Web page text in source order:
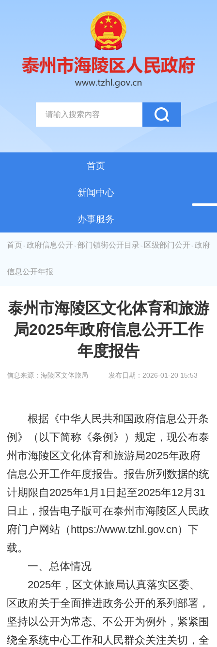
首页
新闻中心
办事服务
首页 > 政府信息公开 > 部门镇街公开目录 > 区级部门公开 > 政府
信息公开年报
泰州市海陵区文化体育和旅游
局2025年政府信息公开工作
年度报告
信息来源：海陵区文体旅局 发布日期：2026-01-20 15:53
根据《中华人民共和国政府信息公开条
例》（以下简称《条例》）规定，现公布泰
州市海陵区文化体育和旅游局2025年政府
信息公开工作年度报告。报告所列数据的统
计期限自2025年1月1日起至2025年12月31
日止，报告电子版可在泰州市海陵区人民政
府门户网站（https://www.tzhl.gov.cn）下
载。
一、总体情况
2025年，区文体旅局认真落实区委、
区政府关于全面推进政务公开的系列部署，
坚持以公开为常态、不公开为例外，紧紧围
绕全系统中心工作和人民群众关注关切，全